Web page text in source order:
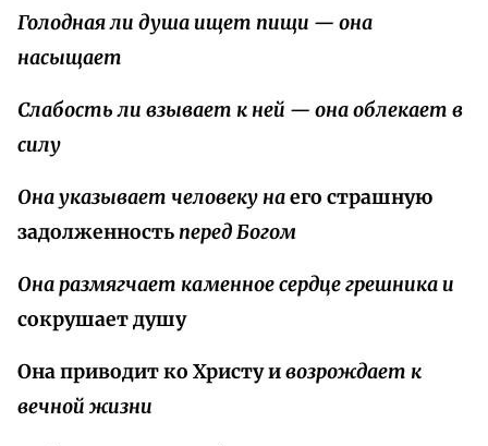
Голодная ли душа ищет пищи — она
насыщает
Слабость ли взывает к ней — она облекает в
силу
Она указывает человеку наего страшную
задолженностьперед Богом
Она размягчает каменное сердце грешника и
сокрушает душу
Она приводит ко Христу ивозрождает к
вечной жизни